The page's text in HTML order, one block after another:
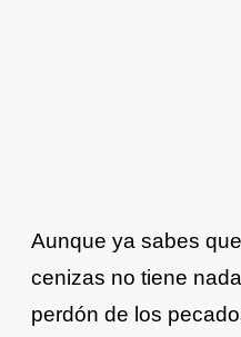
Aunque ya sabes
cenizas no tiene
perdón de los